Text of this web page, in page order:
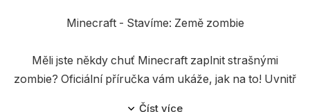
Počítače
Poezie
Populárně - naučná pro dospělé
Minecraft - Stavíme: Země zombie
Měli jste někdy chuť Minecraft zaplnit strašnými
zombie? Oficiální příručka vám ukáže, jak na to! Uvnitř
Číst více